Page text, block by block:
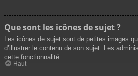
Que sont les icônes de sujet ?
Les icônes de sujet sont de petites images
d’illustrer le contenu de son sujet. Les
cette fonctionnalité.
Haut